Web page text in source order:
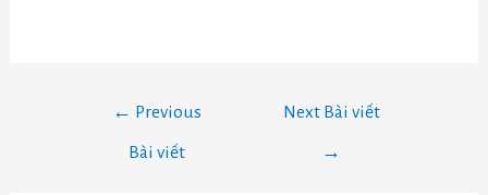
← Previous
Bài viết
Next Bài viết
→